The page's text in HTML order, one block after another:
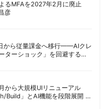
るMFAを2027年2月に廃止
彦
から従量課金へ移行——AIクレ
ターショック」を回避する方
ら大規模UIリニューアル
」とAI機能を段階展開 |